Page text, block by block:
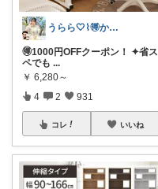
うらら🤍⌇🉐かわいい暮らし
🉐1000円OFFクーポン！ ✦省ス
ペでも ...
￥ 6,280～
4 2 931
コレ いいね